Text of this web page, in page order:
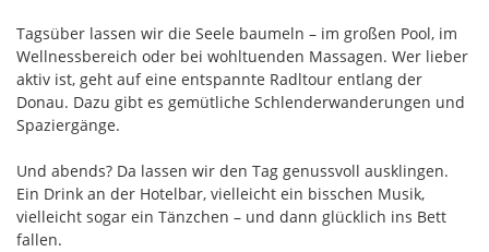
Tagsüber lassen wir die Seele baumeln – im großen Pool, im
Wellnessbereich oder bei wohltuenden Massagen. Wer lieber
aktiv ist, geht auf eine entspannte Radltour entlang der
Donau. Dazu gibt es gemütliche Schlenderwanderungen und
Spaziergänge.
Und abends? Da lassen wir den Tag genussvoll ausklingen.
Ein Drink an der Hotelbar, vielleicht ein bisschen Musik,
vielleicht sogar ein Tänzchen – und dann glücklich ins Bett
fallen.